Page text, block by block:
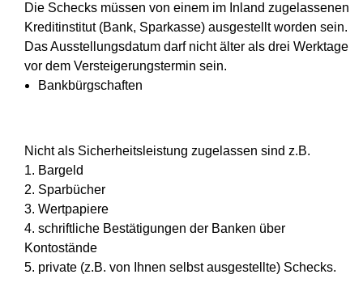
Die Schecks müssen von einem im Inland zugelassenen
Kreditinstitut (Bank, Sparkasse) ausgestellt worden sein.
Das Ausstellungsdatum darf nicht älter als drei Werktage
vor dem Versteigerungstermin sein.
Bankbürgschaften
Nicht als Sicherheitsleistung zugelassen sind z.B.
1. Bargeld
2. Sparbücher
3. Wertpapiere
4. schriftliche Bestätigungen der Banken über
Kontostände
5. private (z.B. von Ihnen selbst ausgestellte) Schecks.